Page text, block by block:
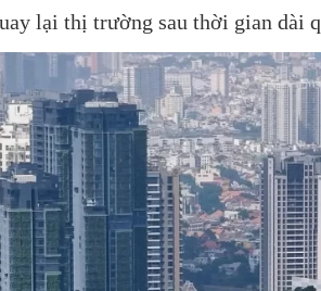
lại thị trường sau thời gian dài